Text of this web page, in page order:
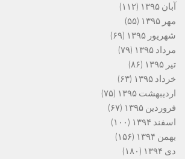
آبان ۱۳۹۵
(۱۱۲)
مهر ۱۳۹۵
(۵۵)
شهریور ۱۳۹۵
(۶۹)
مرداد ۱۳۹۵
(۷۹)
تیر ۱۳۹۵
(۸۶)
خرداد ۱۳۹۵
(۶۳)
اردیبهشت ۱۳۹۵
(۷۵)
فروردین ۱۳۹۵
(۶۷)
اسفند ۱۳۹۴
(۱۰۰)
بهمن ۱۳۹۴
(۱۵۶)
دی ۱۳۹۴
(۱۸۰)